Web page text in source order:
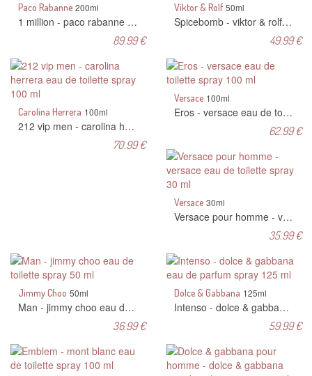
Paco Rabanne 200ml
1 million - paco rabanne eau de toilette spray 200 ml
89.99 €
Viktor & Rolf 50ml
Spicebomb - viktor & rolf eau de toilette spray 50 ml
49.99 €
Carolina Herrera 100ml
212 vip men - carolina herrera eau de toilette spray 100 ml
70.99 €
Versace 100ml
Eros - versace eau de toilette spray 100 ml
62.99 €
Versace 30ml
Versace pour homme - versace eau de toilette spray 30 ml
35.99 €
Jimmy Choo 50ml
Man - jimmy choo eau de toilette spray 50 ml
36.99 €
Dolce & Gabbana 125ml
Intenso - dolce & gabbana eau de parfum spray 125 ml
59.99 €